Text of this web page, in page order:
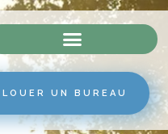
UN BUREAU